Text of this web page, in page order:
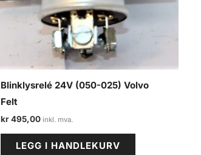
Blinklysrelé 24V (050-025) Volvo
Felt
kr495,00
LEGG I HANDLEKURV